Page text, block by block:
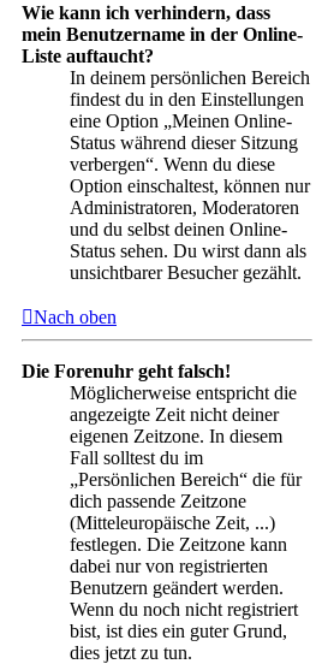
Wie kann ich verhindern, dass
mein Benutzername in der Online-
Liste auftaucht?
In deinem persönlichen Bereich
findest du in den Einstellungen
eine Option „Meinen Online-
Status während dieser Sitzung
verbergen“. Wenn du diese
Option einschaltest, können nur
Administratoren, Moderatoren
und du selbst deinen Online-
Status sehen. Du wirst dann als
unsichtbarer Besucher gezählt.
Nach oben
Die Forenuhr geht falsch!
Möglicherweise entspricht die
angezeigte Zeit nicht deiner
eigenen Zeitzone. In diesem
Fall solltest du im
„Persönlichen Bereich“ die für
dich passende Zeitzone
(Mitteleuropäische Zeit, ...)
festlegen. Die Zeitzone kann
dabei nur von registrierten
Benutzern geändert werden.
Wenn du noch nicht registriert
bist, ist dies ein guter Grund,
dies jetzt zu tun.